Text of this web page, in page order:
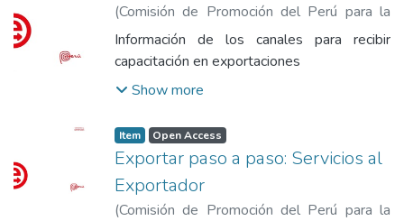
(Comisión de Promoción del Perú para la
Exportación y el Turismo,2014)Comisión
de Promoción del Perú para la Exportación
Información de los canales para recibir
capacitación en exportaciones
Show more
Item Open Access
Exportar paso a paso: Servicios al
Exportador
(Comisión de Promoción del Perú para la